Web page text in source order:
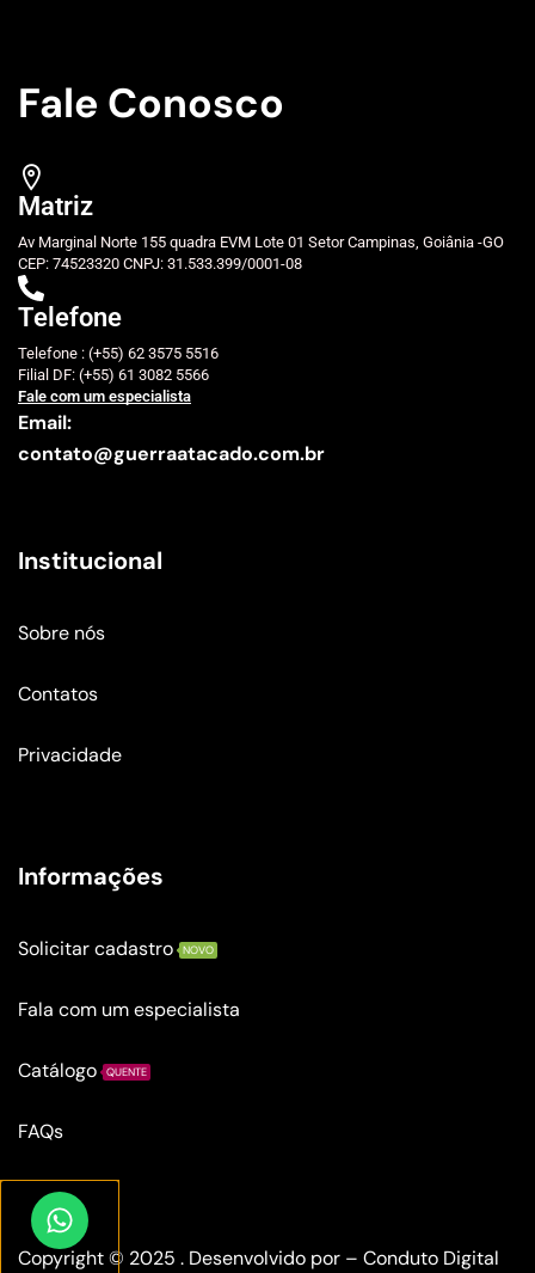
Fale Conosco
Matriz
Av Marginal Norte 155 quadra EVM Lote 01 Setor Campinas, Goiânia -GO
CEP: 74523320 CNPJ: 31.533.399/0001-08
Telefone
Telefone : (+55) 62 3575 5516
Filial DF: (+55) 61 3082 5566
Fale com um especialista
Email:
contato@guerraatacado.com.br
Institucional
Sobre nós
Contatos
Privacidade
Informações
Solicitar cadastro NOVO
Fala com um especialista
Catálogo QUENTE
FAQs
Copyright © 2025 . Desenvolvido por – Conduto Digital